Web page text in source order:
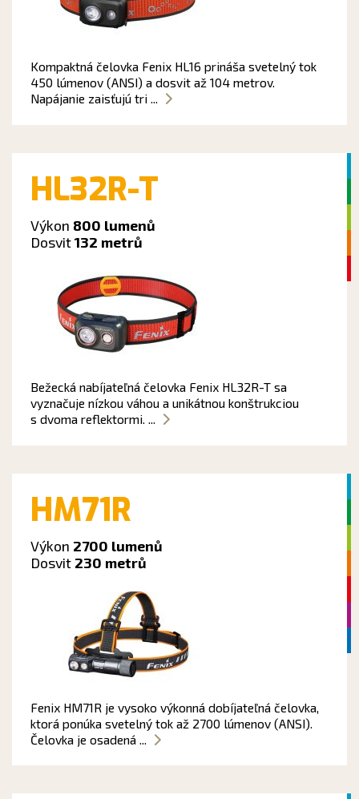
Kompaktná čelovka Fenix HL16 prináša svetelný tok
450 lúmenov (ANSI) a dosvit až 104 metrov.
Napájanie zaisťujú tri ...
HL32R-T
Výkon 800 lumenů
Dosvit132 metrů
Bežecká nabíjateľná čelovka Fenix HL32R-T sa
vyznačuje nízkou váhou a unikátnou konštrukciou
s dvoma reflektormi. ...
HM71R
Výkon 2700 lumenů
Dosvit 230 metrů
Fenix HM71R je vysoko výkonná dobíjateľná čelovka,
ktorá ponúka svetelný tok až 2700 lúmenov (ANSI).
Čelovka je osadená ...